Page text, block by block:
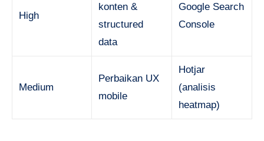
High
konten &
structured
data
Google Search
Console
Medium
Perbaikan UX
mobile
Hotjar
(analisis
heatmap)